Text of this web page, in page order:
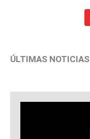
ÚLTIMAS NOTICIAS